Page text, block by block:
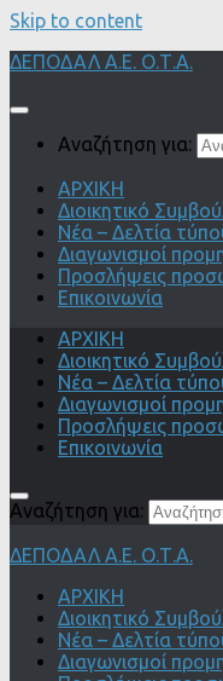
Skip to content
ΔΕΠΟΔΑΛ Α.Ε. Ο.Τ.Α.
Αναζήτηση για:
ΑΡΧΙΚΗ
Διοικητικό
Νέα – Δελτία
Διαγωνισμοί
Προσλήψεις
Επικοινωνία
ΑΡΧΙΚΗ
Διοικητικό
Νέα – Δελτία
Διαγωνισμοί
Προσλήψεις
Επικοινωνία
Αναζήτηση για:
ΔΕΠΟΔΑΛ Α.Ε. Ο.Τ.Α.
ΑΡΧΙΚΗ
Διοικητικό
Νέα – Δελτία
Διαγωνισμοί